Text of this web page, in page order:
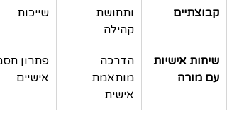
קבוצתיים
ותחושת
קהילה
שייכות
שיחות אישיות
עם מורה
הדרכה
מותאמת
אישית
פתרון
אישיים